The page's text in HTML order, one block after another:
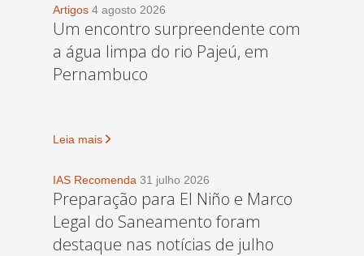
Artigos 4 agosto 2026
Um encontro surpreendente com
a água limpa do rio Pajeú, em
Pernambuco
Leia mais
IAS Recomenda 31 julho 2026
Preparação para El Niño e Marco
Legal do Saneamento foram
destaque nas notícias de julho